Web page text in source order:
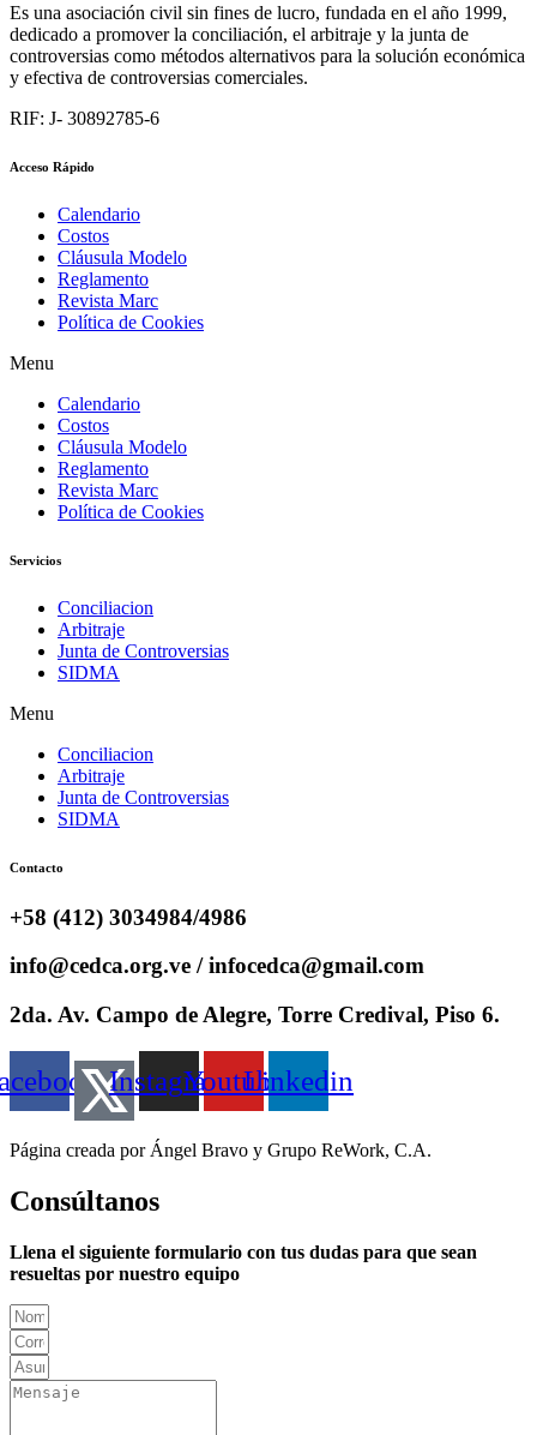
Es una asociación civil sin fines de lucro, fundada en el año 1999,
dedicado a promover la conciliación, el arbitraje y la junta de
controversias como métodos alternativos para la solución económica
y efectiva de controversias comerciales.
RIF: J- 30892785-6
Acceso Rápido
Calendario
Costos
Cláusula Modelo
Reglamento
Revista Marc
Política de Cookies
Menu
Calendario
Costos
Cláusula Modelo
Reglamento
Revista Marc
Política de Cookies
Servicios
Conciliacion
Arbitraje
Junta de Controversias
SIDMA
Menu
Conciliacion
Arbitraje
Junta de Controversias
SIDMA
Contacto
+58 (412) 3034984/4986
info@cedca.org.ve / infocedca@gmail.com
2da. Av. Campo de Alegre, Torre Credival, Piso 6.
InstagramYoutubeLinkedin
Página creada por Ángel Bravo y Grupo ReWork, C.A.
Consúltanos
Llena el siguiente formulario con tus dudas para que sean
resueltas por nuestro equipo